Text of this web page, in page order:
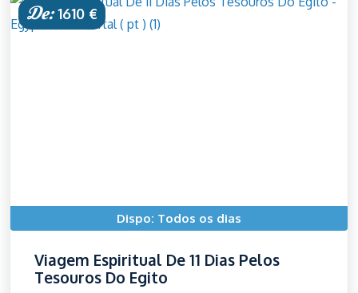
De:1610 €
Dispo: Todos os dias
Viagem Espiritual De 11 Dias Pelos
Tesouros Do Egito